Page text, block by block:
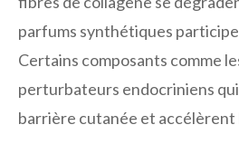
parfums synthétiques
Certains composants comme
perturbateurs endocriniens
barrière cutanée et accélèrent